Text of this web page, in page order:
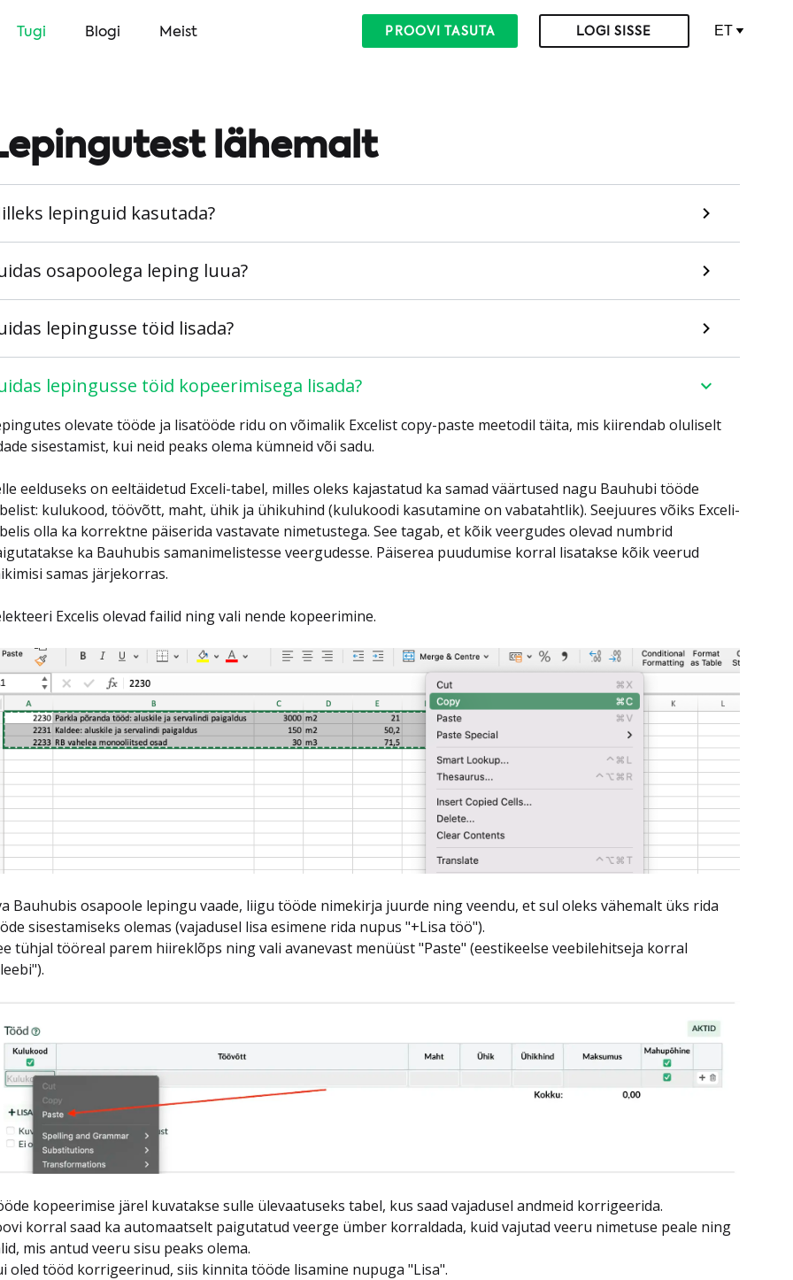
Tugi Blogi Meist PROOVI TASUTA LOGI SISSE ET
lähemalt
lepinguid kasutada?
osapoolega leping luua?
lepingusse töid lisada?
lepingusse töid kopeerimisega lisada?
olevate tööde ja lisatööde ridu on võimalik Excelist copy-paste meetodil täita, mis kiirendab oluliselt
sisestamist, kui neid peaks olema kümneid või sadu.
eelduseks on eeltäidetud Exceli-tabel, milles oleks kajastatud ka samad väärtused nagu Bauhubi tööde
kulukood, töövõtt, maht, ühik ja ühikuhind (kulukoodi kasutamine on vabatahtlik). Seejuures võiks Exceli-
olla ka korrektne päiserida vastavate nimetustega. See tagab, et kõik veergudes olevad numbrid
ka Bauhubis samanimelistesse veergudesse. Päiserea puudumise korral lisatakse kõik veerud
samas järjekorras.
Excelis olevad failid ning vali nende kopeerimine.
Bauhubis osapoole lepingu vaade, liigu tööde nimekirja juurde ning veendu, et sul oleks vähemalt üks rida
sisestamiseks olemas (vajadusel lisa esimene rida nupus "+Lisa töö").
tühjal tööreal parem hiireklõps ning vali avanevast menüüst "Paste" (eestikeelse veebilehitseja korral
kopeerimise järel kuvatakse sulle ülevaatuseks tabel, kus saad vajadusel andmeid korrigeerida.
korral saad ka automaatselt paigutatud veerge ümber korraldada, kuid vajutad veeru nimetuse peale ning
mis antud veeru sisu peaks olema.
oled tööd korrigeerinud, siis kinnita tööde lisamine nupuga "Lisa".